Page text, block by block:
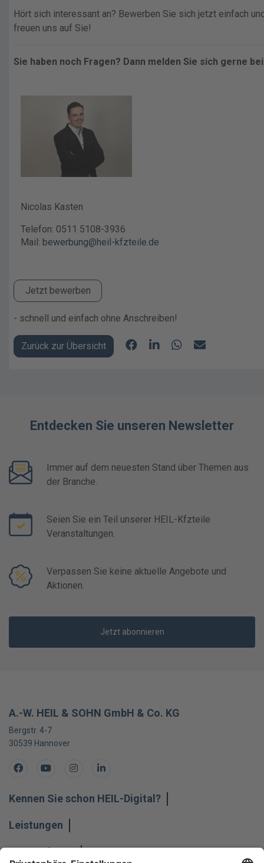
Hört sich interessant an? Bewerben Sie sich jetzt einfach
freuen uns auf Sie!
Sie haben noch Fragen? Dann melden Sie sich gerne
Nicolas Kasten
Telefon: 0511 5108-3936
Mail: bewerbung@heil-kfzteile.de
Jetzt bewerben
- schnell und einfach ohne Anschreiben!
Zurück zur Übersicht
Entdecken Sie unseren Newsletter
Immer auf dem neuesten Stand über Themen aus
der Branche.
Seien Sie ein Teil unserer HEIL-Kfzteile
Veranstaltungen.
Verpassen Sie keine aktuelle Angebote und
Aktionen.
Jetzt abonnieren
A.-W. HEIL & SOHN GmbH & Co. KG
Bergstr. 4-7
30539 Hannover
FacebookYoutubeInstagramLinkedIn
Kennen Sie schon HEIL-Digital?
Leistungen
Unternehmen